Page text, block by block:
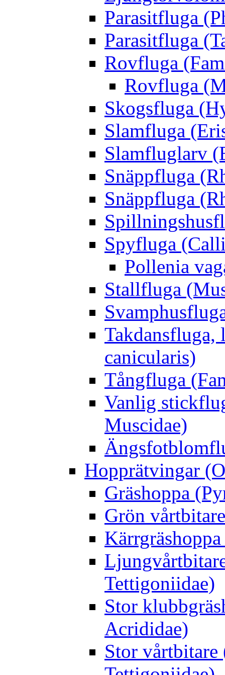
Parasitfluga
Parasitfluga
Rovfluga
Rovfluga
Skogsfluga
Slamfluga
Slamfluglarv
Snäppfluga
Snäppfluga
Spyfluga
Pollenia
Stallfluga
Takdansfluga,
canicularis)
Tångfluga
Vanlig
Muscidae)
Hopprätvingar
Gräshoppa
Grön
Tettigoniidae)
Stor
Acrididae)
Stor